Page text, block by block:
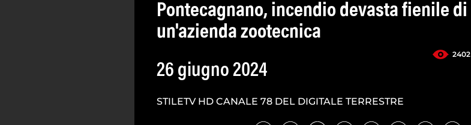
Pontecagnano, incendio devasta fienile di
un'azienda zootecnica
2402
26 giugno 2024
STILETV HD CANALE 78 DEL DIGITALE TERRESTRE